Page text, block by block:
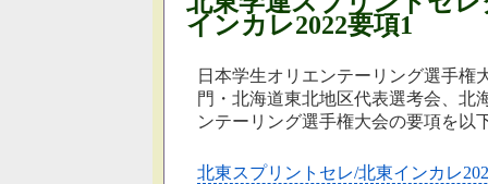
インカレ2022要項1
日本学生オリエンテーリング選手権
門・北海道東北地区代表選考会、北
ンテーリング選手権大会の要項を以
北東スプリントセレ/北東インカレ